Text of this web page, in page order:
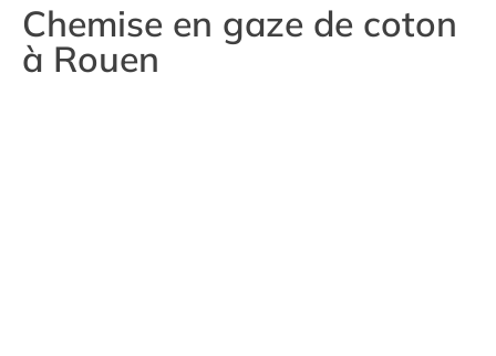
Chemise en gaze de coton
à Rouen